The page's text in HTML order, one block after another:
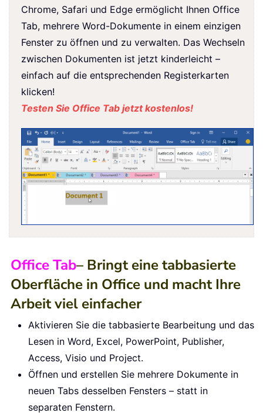
Chrome, Safari und Edge ermöglicht Ihnen Office
Tab, mehrere Word-Dokumente in einem einzigen
Fenster zu öffnen und zu verwalten. Das Wechseln
zwischen Dokumenten ist jetzt kinderleicht –
einfach auf die entsprechenden Registerkarten
klicken!
Testen Sie Office Tab jetzt kostenlos!
Office Tab– Bringt eine tabbasierte
Oberfläche in Office und macht Ihre
Arbeit viel einfacher
Aktivieren Sie die tabbasierte Bearbeitung und das
Lesen in Word, Excel, PowerPoint, Publisher,
Access, Visio und Project.
Öffnen und erstellen Sie mehrere Dokumente in
neuen Tabs desselben Fensters – statt in
separaten Fenstern.